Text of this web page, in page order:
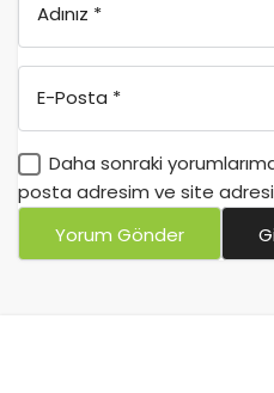
Adınız *
E-Posta *
Daha sonraki
posta adresim ve site
Yorum Gönder